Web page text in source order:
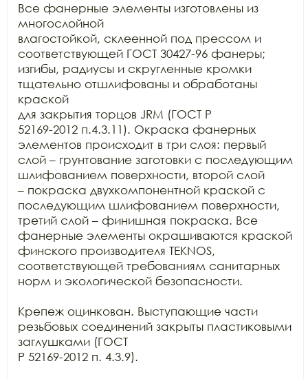
Все фанерные элементы изготовлены из
многослойной
влагостойкой, склеенной под прессом и
соответствующей ГОСТ 30427-96 фанеры;
изгибы, радиусы и скругленные кромки
тщательно отшлифованы и обработаны
краской
для закрытия торцов JRM (ГОСТ Р
52169-2012 п.4.3.11). Окраска фанерных
элементов происходит в три слоя: первый
слой – грунтование заготовки с последующим
шлифованием поверхности, второй слой
– покраска двухкомпонентной краской с
последующим шлифованием поверхности,
третий слой – финишная покраска. Все
фанерные элементы окрашиваются краской
финского производителя TEKNOS,
соответствующей требованиям санитарных
норм и экологической безопасности.
Крепеж оцинкован. Выступающие части
резьбовых соединений закрыты пластиковыми
заглушками (ГОСТ
Р 52169-2012 п. 4.3.9).